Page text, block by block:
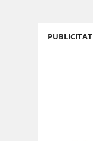
PUBLICITAT